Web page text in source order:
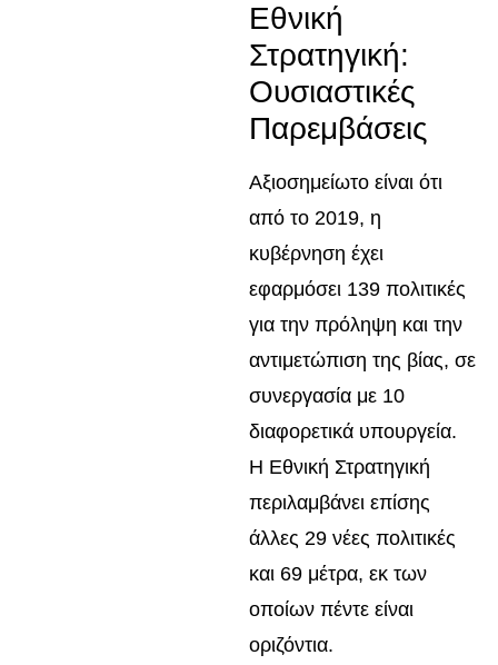
Εθνική
Στρατηγική:
Ουσιαστικές
Παρεμβάσεις
Αξιοσημείωτο είναι ότι
από το 2019, η
κυβέρνηση έχει
εφαρμόσει 139 πολιτικές
για την πρόληψη και την
αντιμετώπιση της βίας, σε
συνεργασία με 10
διαφορετικά υπουργεία.
Η Εθνική Στρατηγική
περιλαμβάνει επίσης
άλλες 29 νέες πολιτικές
και 69 μέτρα, εκ των
οποίων πέντε είναι
οριζόντια.